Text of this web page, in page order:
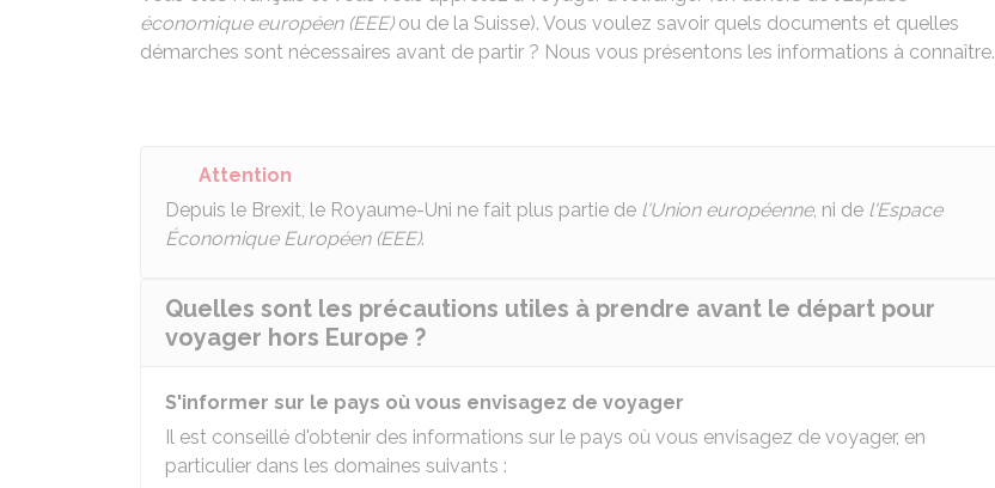
économique européen (EEE)ou de la Suisse). Vous voulez savoir quels documents et quelles
démarches sont nécessaires avant de partir ? Nous vous présentons les informations à connaître.
Attention
Depuis le Brexit, le Royaume-Uni ne fait plus partie de l'Union européenne, ni de l'Espace
Économique Européen (EEE).
Quelles sont les précautions utiles à prendre avant le départ pour
voyager hors Europe ?
S'informer sur le pays où vous envisagez de voyager
Il est conseillé d'obtenir des informations sur le pays où vous envisagez de voyager, en
particulier dans les domaines suivants :